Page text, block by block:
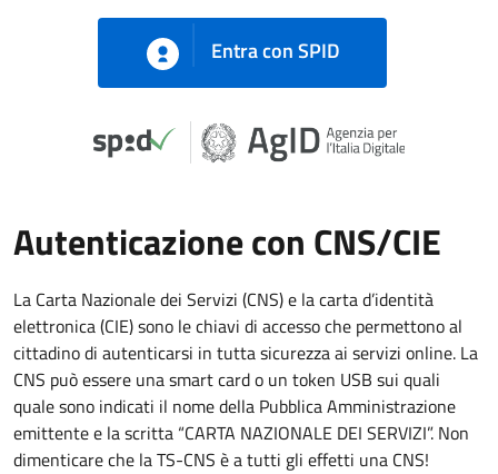
Entra con SPID
Autenticazione con CNS/CIE
La Carta Nazionale dei Servizi (CNS) e la carta d’identità
elettronica (CIE) sono le chiavi di accesso che permettono al
cittadino di autenticarsi in tutta sicurezza ai servizi online. La
CNS può essere una smart card o un token USB sui quali
quale sono indicati il nome della Pubblica Amministrazione
emittente e la scritta “CARTA NAZIONALE DEI SERVIZI”. Non
dimenticare che la TS-CNS è a tutti gli effetti una CNS!